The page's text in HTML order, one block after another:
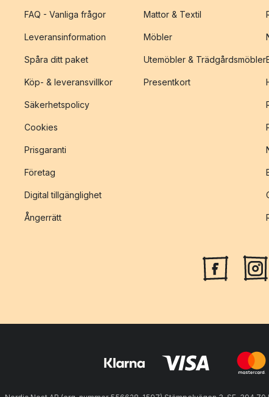
FAQ - Vanliga frågor
Leveransinformation
Spåra ditt paket
Köp- & leveransvillkor
Säkerhetspolicy
Cookies
Prisgaranti
Företag
Digital tillgänglighet
Ångerrätt
Mattor & Textil
Möbler
Utemöbler & Trädgårdsmöbler
Presentkort